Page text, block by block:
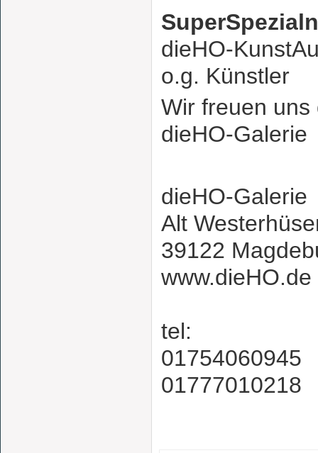
dieHO-
o.g. Künstler
Wir freuen uns
dieHO-Galerie
dieHO-Galerie
Alt
39122
tel:
01777010218